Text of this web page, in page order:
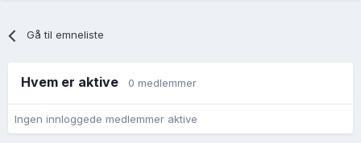
Gå til emneliste
Hvem er aktive 0 medlemmer
Ingen innloggede medlemmer aktive